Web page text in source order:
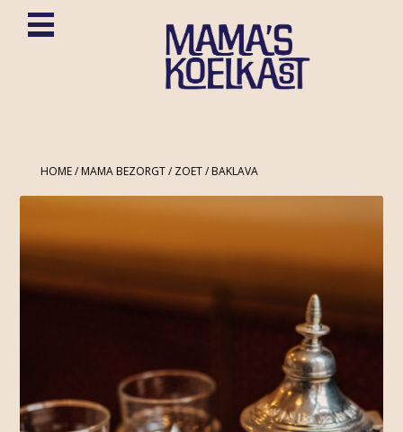
HOME/MAMA BEZORGT/ZOET/ BAKLAVA